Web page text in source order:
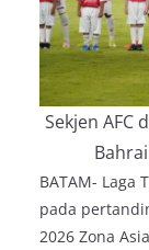
Sekjen AFC
BATAM- Laga
pada
2026 Zona